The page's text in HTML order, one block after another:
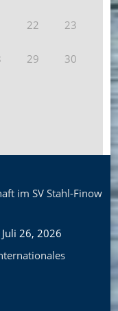
22 23
29 30
im SV Stahl-Finow
Juli 26, 2026